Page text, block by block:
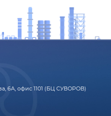
6А, офис 1101 (БЦ СУВОРОВ)